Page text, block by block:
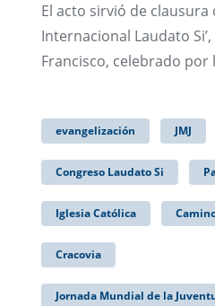
El acto sirvió de clausura
Internacional Laudato
Francisco, celebrado por
evangelización JMJ
Congreso Laudato Si
Iglesia Católica
Cracovia
Jornada Mundial de la